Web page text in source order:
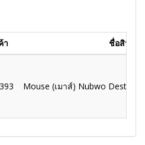
า ชื่อสินค้า
Mouse (เมาส์) Nubwo Destroy